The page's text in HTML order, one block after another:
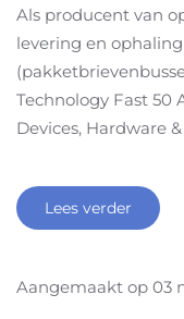
Als producent van
levering en
Technology Fast 50
Devices, Hardware
Lees verder
Aangemaakt op 03